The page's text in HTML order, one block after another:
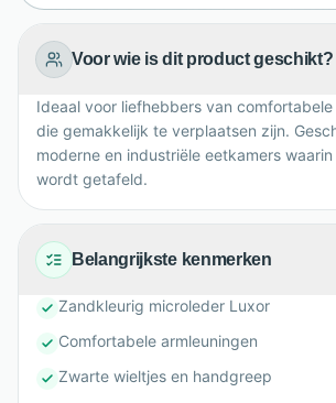
Voor wie is dit product geschikt?
Ideaal voor liefhebbers van
die gemakkelijk te verplaatsen zijn.
moderne en industriële eetkamers
wordt getafeld.
Belangrijkste kenmerken
Zandkleurig microleder Luxor
Comfortabele armleuningen
Zwarte wieltjes en handgreep